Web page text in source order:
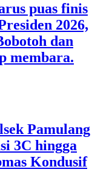
puas finis
2026,
dan
membara.
Pamulang
3C hingga
Kondusif